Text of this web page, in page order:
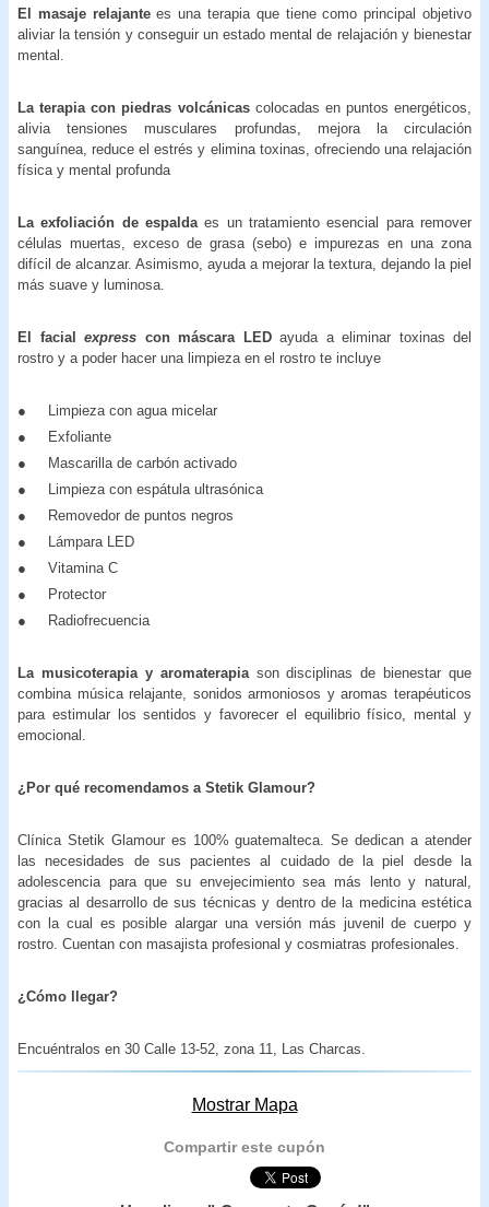
El masaje relajantees una terapia que tiene como principal objetivo
aliviar la tensión y conseguir un estado mental de relajación y bienestar
mental.
La terapia con piedras volcánicascolocadas en puntos energéticos,
alivia tensiones musculares profundas, mejora la circulación
sanguínea, reduce el estrés y elimina toxinas, ofreciendo una relajación
física y mental profunda
La exfoliación de espaldaes un tratamiento esencial para remover
células muertas, exceso de grasa (sebo) e impurezas en una zona
difícil de alcanzar. Asimismo, ayuda a mejorar la textura, dejando la piel
más suave y luminosa.
El facial express con máscara LEDayuda a eliminar toxinas del
rostro y a poder hacer una limpieza en el rostro te incluye
● Limpieza con agua micelar
● Exfoliante
● Mascarilla de carbón activado
● Limpieza con espátula ultrasónica
● Removedor de puntos negros
● Lámpara LED
● Vitamina C
● Protector
● Radiofrecuencia
La musicoterapia y aromaterapiason disciplinas de bienestar que
combina música relajante, sonidos armoniosos y aromas terapéuticos
para estimular los sentidos y favorecer el equilibrio físico, mental y
emocional.
¿Por qué recomendamos a Stetik Glamour?
Clínica Stetik Glamour es 100% guatemalteca. Se dedican a atender
las necesidades de sus pacientes al cuidado de la piel desde la
adolescencia para que su envejecimiento sea más lento y natural,
gracias al desarrollo de sus técnicas y dentro de la medicina estética
con la cual es posible alargar una versión más juvenil de cuerpo y
rostro. Cuentan con masajista profesional y cosmiatras profesionales.
¿Cómo llegar?
Encuéntralos en 30 Calle 13-52, zona 11, Las Charcas.
Mostrar Mapa
Compartir este cupón